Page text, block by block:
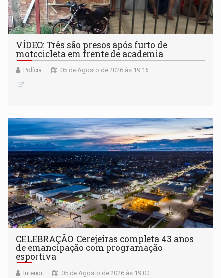
VÍDEO: Três são presos após furto de
motocicleta em frente de academia
Polícia 05 de Agosto de 2026 às 19:15
CELEBRAÇÃO: Cerejeiras completa 43 anos
de emancipação com programação
esportiva
Interior 05 de Agosto de 2026 às 19:00